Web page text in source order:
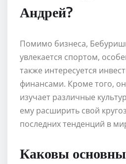
Андрей?
Помимо бизнеса,
увлекается спортом,
также интересуется
финансами. Кроме того,
изучает различные
ему расширить свой
последних тенденций в
Каковы